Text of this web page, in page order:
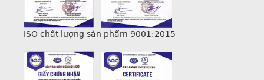
ISO chất lượng sản phẩm 9001:2015